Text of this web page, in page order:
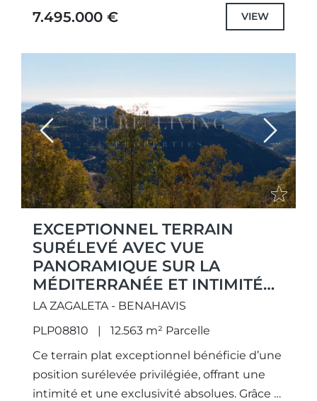
d’architecture Puroform. Récemment
7.495.000 € VIEW
Previous Next
EXCEPTIONNEL TERRAIN
SURÉLEVÉ AVEC VUE
PANORAMIQUE SUR LA
MÉDITERRANÉE ET INTIMITÉ
ABSOLUE
LA ZAGALETA - BENAHAVIS
PLP08810
12.563 m² Parcelle
Ce terrain plat exceptionnel bénéficie d’une
position surélevée privilégiée, offrant une
intimité et une exclusivité absolues. Grâce à